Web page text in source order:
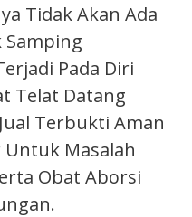
Tidak Akan Ada
Samping
Pada Diri
Telat Datang
Terbukti Aman
Untuk Masalah
Obat Aborsi